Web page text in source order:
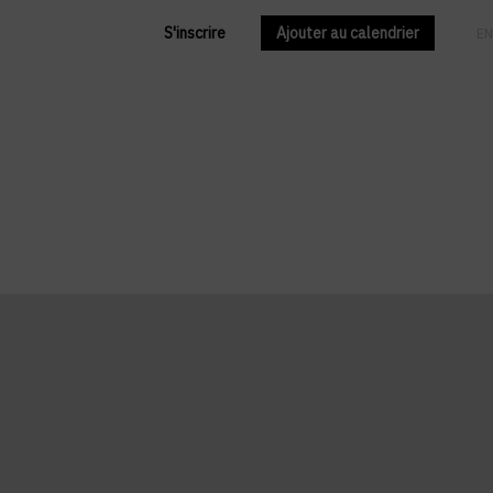
S'inscrire Ajouter au calendrier